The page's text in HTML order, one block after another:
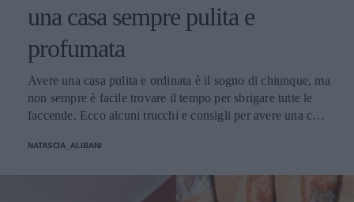
una casa sempre pulita e
profumata
Avere una casa pulita e ordinata è il sogno di chiunque, ma
non sempre è facile trovare il tempo per sbrigare tutte le
faccende. Ecco alcuni trucchi e consigli per avere una casa
NATASCIA_ALIBANI